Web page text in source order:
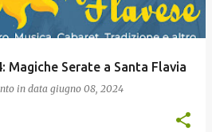
Magiche Serate a Santa Flavia
in data giugno 08, 2024